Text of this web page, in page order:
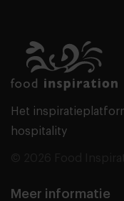
Het
hospitality
Meer informatie